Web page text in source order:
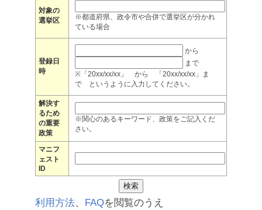
対象の
選挙区
※都道府県、政令市や合併で選挙区が分かれ
ている場合
登録日
時
から
まで
※「20xx/xx/xx」 から 「20xx/xx/xx」ま
で というように入力してください。
解決す
るため
の重要
政策
※関心のあるキーワード、政策をご記入くだ
さい。
マニフ
ェスト
ID
利用方法、 FAQを閲覧のうえ